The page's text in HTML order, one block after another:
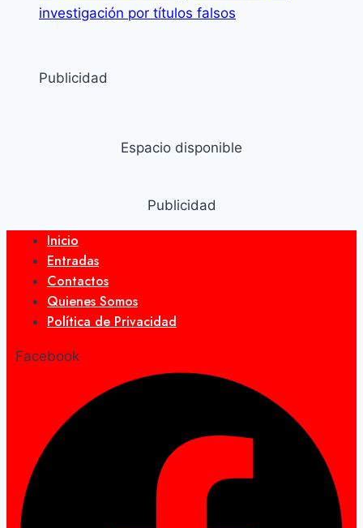
investigación por títulos falsos
Publicidad
Espacio disponible
Publicidad
Inicio
Entradas
Contactos
Quienes Somos
Política de Privacidad
Facebook